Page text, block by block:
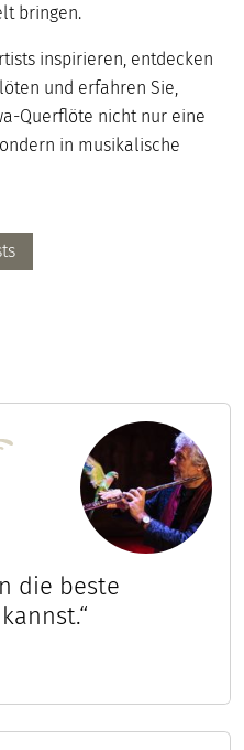
bringen.
inspirieren, entdecken
und erfahren Sie,
Querflöte nicht nur eine
in musikalische
die beste